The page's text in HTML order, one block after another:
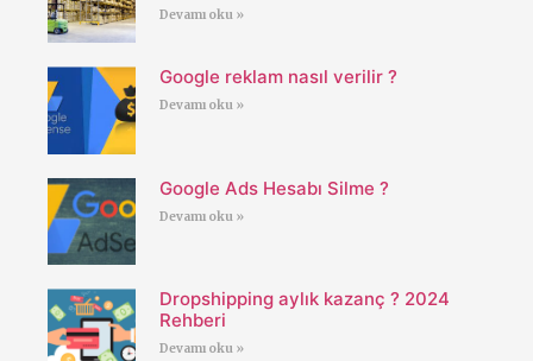
Devamı oku »
Google reklam nasıl verilir ?
Devamı oku »
Google Ads Hesabı Silme ?
Devamı oku »
Dropshipping aylık kazanç ? 2024
Rehberi
Devamı oku »